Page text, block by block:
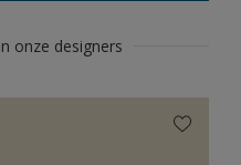
onze designers